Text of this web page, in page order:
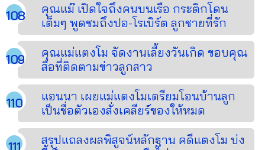
คุณแม๊ เปิดใจถึงคนบนเรือ กระติกโดน
เต็มๆ พูดชมถึงปอ-โรเบิร์ต ลูกชายที่รัก
คุณแม่แตงโม จัดงานเลี้ยงวันเกิด ขอบคุณ
สื่อที่ติดตามข่าวลูกสาว
แอนนา เผยแม่แตงโมเตรียมโอนบ้านลูก
เป็นชื่อตัวเองสั่งเคลียร์ของให้หมด
สรุปแถลงผลพิสูจน์หลักฐาน คดีแตงโม บ่ง